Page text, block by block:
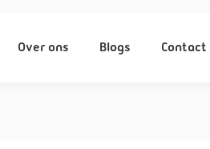
Over ons Blogs Contact